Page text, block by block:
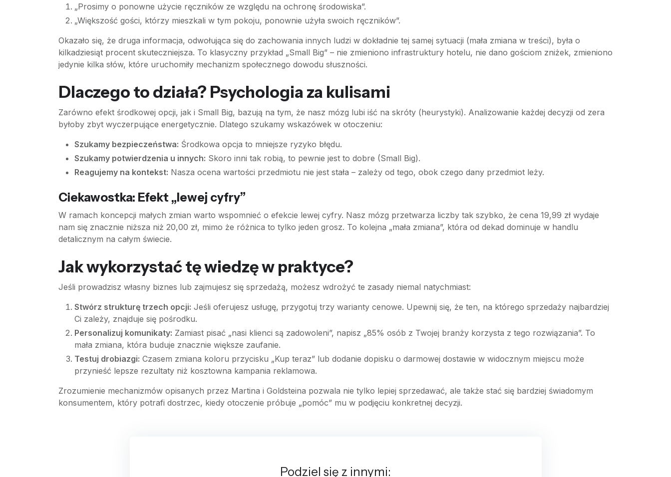
„Prosimy o ponowne użycie ręczników ze względu na ochronę środowiska”.
„Większość gości, którzy mieszkali w tym pokoju, ponownie użyła swoich ręczników”.
Okazało się, że druga informacja, odwołująca się do zachowania innych ludzi w dokładnie tej samej sytuacji (mała zmiana w treści), była o
kilkadziesiąt procent skuteczniejsza. To klasyczny przykład „Small Big” – nie zmieniono infrastruktury hotelu, nie dano gościom zniżek, zmieniono
jedynie kilka słów, które uruchomiły mechanizm społecznego dowodu słuszności.
Dlaczego to działa? Psychologia za kulisami
Zarówno efekt środkowej opcji, jak i Small Big, bazują na tym, że nasz mózg lubi iść na skróty (heurystyki). Analizowanie każdej decyzji od zera
byłoby zbyt wyczerpujące energetycznie. Dlatego szukamy wskazówek w otoczeniu:
Szukamy bezpieczeństwa: Środkowa opcja to mniejsze ryzyko błędu.
Szukamy potwierdzenia u innych: Skoro inni tak robią, to pewnie jest to dobre (Small Big).
Reagujemy na kontekst: Nasza ocena wartości przedmiotu nie jest stała – zależy od tego, obok czego dany przedmiot leży.
Ciekawostka: Efekt „lewej cyfry”
W ramach koncepcji małych zmian warto wspomnieć o efekcie lewej cyfry. Nasz mózg przetwarza liczby tak szybko, że cena 19,99 zł wydaje
nam się znacznie niższa niż 20,00 zł, mimo że różnica to tylko jeden grosz. To kolejna „mała zmiana”, która od dekad dominuje w handlu
detalicznym na całym świecie.
Jak wykorzystać tę wiedzę w praktyce?
Jeśli prowadzisz własny biznes lub zajmujesz się sprzedażą, możesz wdrożyć te zasady niemal natychmiast:
Stwórz strukturę trzech opcji: Jeśli oferujesz usługę, przygotuj trzy warianty cenowe. Upewnij się, że ten, na którego sprzedaży najbardziej
Ci zależy, znajduje się pośrodku.
Personalizuj komunikaty: Zamiast pisać „nasi klienci są zadowoleni”, napisz „85% osób z Twojej branży korzysta z tego rozwiązania”. To
mała zmiana, która buduje znacznie większe zaufanie.
Testuj drobiazgi: Czasem zmiana koloru przycisku „Kup teraz” lub dodanie dopisku o darmowej dostawie w widocznym miejscu może
przynieść lepsze rezultaty niż kosztowna kampania reklamowa.
Zrozumienie mechanizmów opisanych przez Martina i Goldsteina pozwala nie tylko lepiej sprzedawać, ale także stać się bardziej świadomym
konsumentem, który potrafi dostrzec, kiedy otoczenie próbuje „pomóc” mu w podjęciu konkretnej decyzji.
Podziel się z innymi: